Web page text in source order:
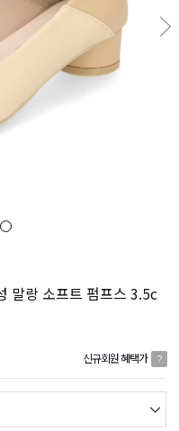
말랑 소프트 펌프스 3.5c
신규회원 혜택가 ?